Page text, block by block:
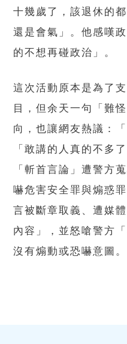
十幾歲了，該退休的
還是會氣」。他感嘆
的不想再碰政治」。
這次活動原本是為了
目，但余天一句「難
向，也讓網友熱議：
「敢講的人真的不多
「斬首言論」遭警方
嚇危害安全罪與煽惑
言被斷章取義、遭媒
內容」，並怒嗆警方
沒有煽動或恐嚇意圖。